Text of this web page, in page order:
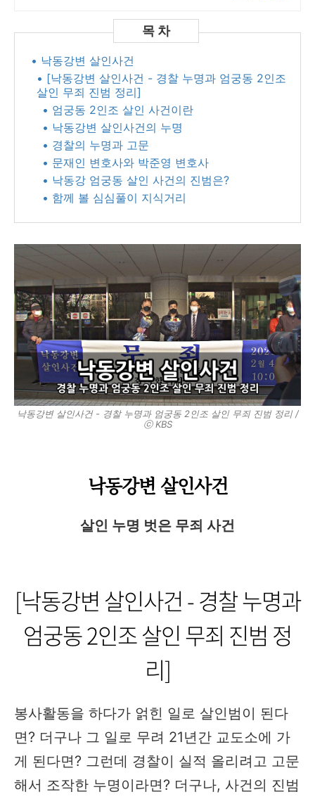
• 낙동강변 살인사건
• [낙동강변 살인사건 - 경찰 누명과 엄궁동 2인조
살인 무죄 진범 정리]
• 엄궁동 2인조 살인 사건이란
• 낙동강변 살인사건의 누명
• 경찰의 누명과 고문
• 문재인 변호사와 박준영 변호사
• 낙동강 엄궁동 살인 사건의 진범은?
• 함께 볼 심심풀이 지식거리
낙동강변 살인사건 - 경찰 누명과 엄궁동 2인조 살인 무죄 진범 정리 /
ⓒ KBS
낙동강변 살인사건
살인 누명 벗은 무죄 사건
[낙동강변 살인사건 - 경찰 누명과
엄궁동 2인조 살인 무죄 진범 정
리]
봉사활동을 하다가 얽힌 일로 살인범이 된다
면? 더구나 그 일로 무려 21년간 교도소에 가
게 된다면? 그런데 경찰이 실적 올리려고 고문
해서 조작한 누명이라면? 더구나, 사건의 진범